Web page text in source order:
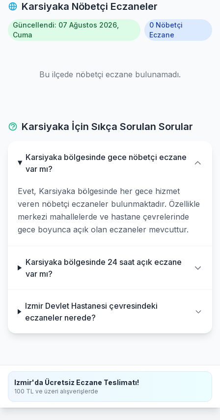
Selcuk
Tire
Karsiyaka Nöbetçi Eczaneler
Güncellendi: 07 Ağustos 2026,
Cuma
0 Nöbetçi
Eczane
Bu ilçede nöbetçi eczane bulunamadı.
Karsiyaka İçin Sıkça Sorulan Sorular
Karsiyaka bölgesinde gece nöbetçi eczane
var mı?
Evet, Karsiyaka bölgesinde her gece hizmet
veren nöbetçi eczaneler bulunmaktadır. Özellikle
merkezi mahallelerde ve hastane çevrelerinde
gece boyunca açık olan eczaneler mevcuttur.
Karsiyaka bölgesinde 24 saat açık eczane
var mı?
Izmir Devlet Hastanesi çevresindeki
eczaneler nerede?
Izmir'da Ücretsiz Eczane Teslimatı!
100 TL ve üzeri alışverişlerde